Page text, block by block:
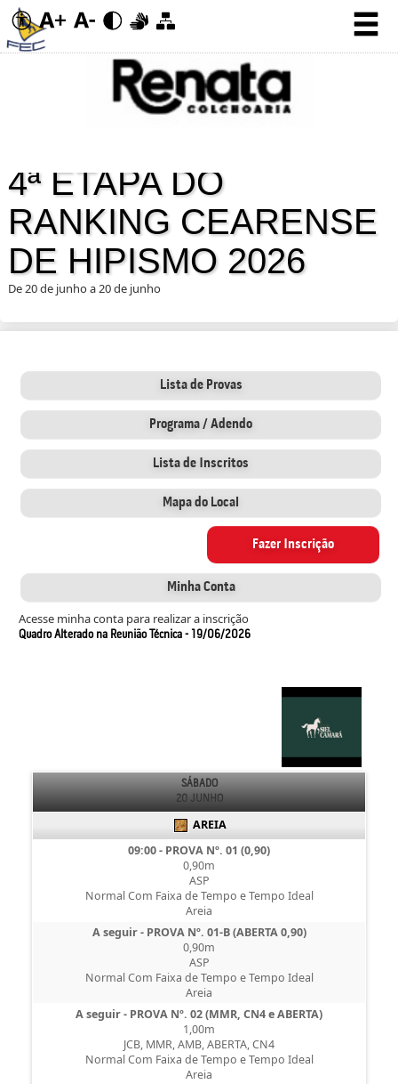
4ª ETAPA DO
RANKING CEARENSE
DE HIPISMO 2026
De 20 de junho a 20 de junho
Lista de Provas
Programa / Adendo
Lista de Inscritos
Mapa do Local
Fazer Inscrição
Minha Conta
Acesse minha conta para realizar a inscrição
Quadro Alterado na Reunião Técnica - 19/06/2026
SÁBADO
20 JUNHO
AREIA
09:00 - PROVA Nº. 01 (0,90)
0,90m
ASP
Normal Com Faixa de Tempo e Tempo Ideal
Areia
A seguir - PROVA Nº. 01-B (ABERTA 0,90)
0,90m
ASP
Normal Com Faixa de Tempo e Tempo Ideal
Areia
A seguir - PROVA Nº. 02 (MMR, CN4 e ABERTA)
1,00m
JCB, MMR, AMB, ABERTA, CN4
Normal Com Faixa de Tempo e Tempo Ideal
Areia